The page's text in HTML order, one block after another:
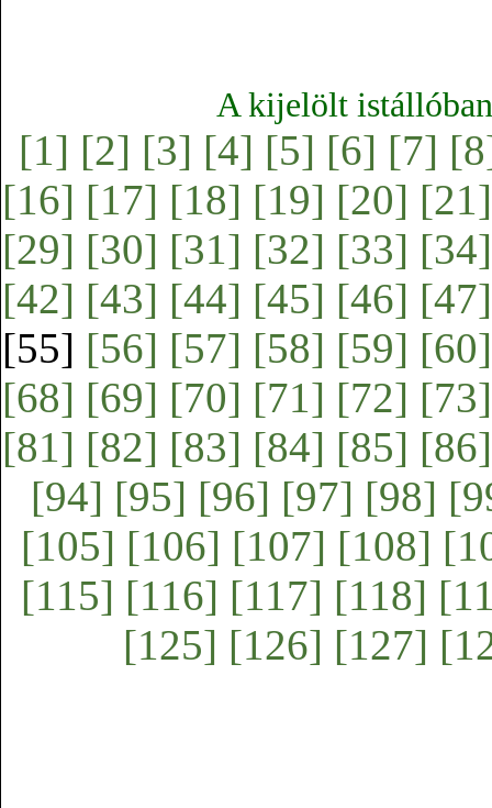
A kijelölt
[1] [2] [3] [4] [5] [6] [7]
[16] [17] [18] [19] [20] [21]
[29] [30] [31] [32] [33] [34]
[42] [43] [44] [45] [46] [47]
[55] [56] [57] [58] [59] [60]
[68] [69] [70] [71] [72] [73]
[81] [82] [83] [84] [85] [86]
[94] [95] [96] [97] [98]
[105] [106] [107] [108]
[115] [116] [117] [118]
[125] [126] [127]